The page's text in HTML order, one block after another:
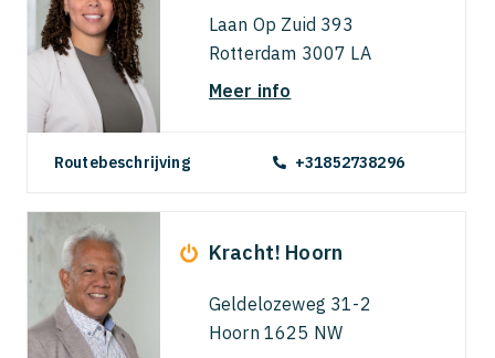
Laan Op Zuid 393
Rotterdam 3007 LA
Meer info
Routebeschrijving +31852738296
Kracht! Hoorn
Geldelozeweg 31-2
Hoorn 1625 NW